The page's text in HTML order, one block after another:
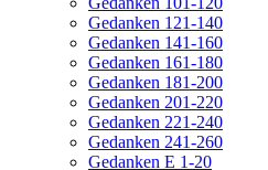
Gedanken 121-140
Gedanken 141-160
Gedanken 161-180
Gedanken 181-200
Gedanken 201-220
Gedanken 221-240
Gedanken 241-260
Gedanken E 1-20